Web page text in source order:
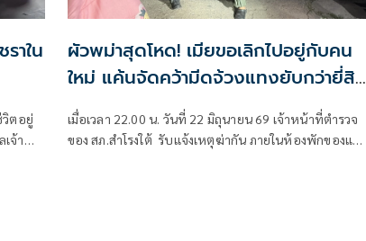
าใน
วิตอยู่
จ้าพ่อ
ผัวพม่าสุดโหด! เมียขอเลิกไปอยู่กับคน
ใหม่ แค้นจัดคว้ามีดจ้วงแทงยับกว่ายี่สิบ
แผลดับคาห้อง
เมื่อเวลา 22.00 น. วันที่ 22 มิถุนายน 69 เจ้าหน้าที่ตำรวจ
ของ สภ.สำโรงใต้ รับแจ้งเหตุฆ่ากัน ภายในห้องพักของแคม